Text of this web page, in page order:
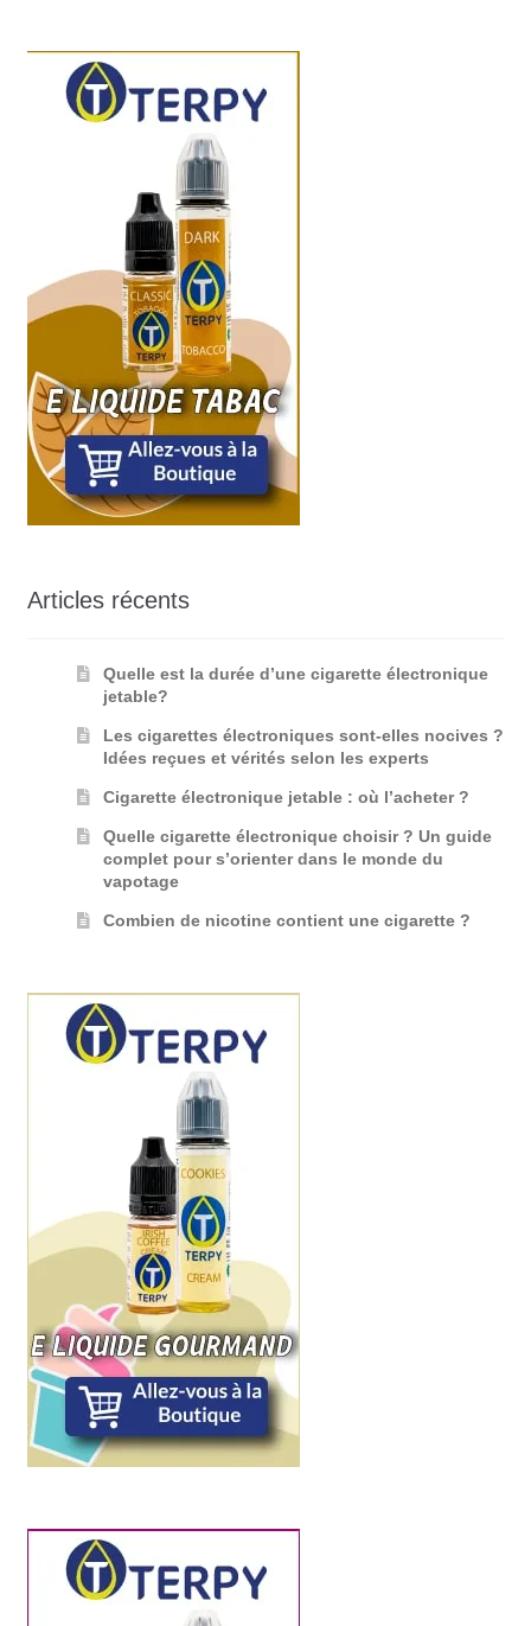
Articles récents
Quelle est la durée d’une cigarette électronique
jetable?
Les cigarettes électroniques sont-elles nocives ?
Idées reçues et vérités selon les experts
Cigarette électronique jetable : où l’acheter ?
Quelle cigarette électronique choisir ? Un guide
complet pour s’orienter dans le monde du
vapotage
Combien de nicotine contient une cigarette ?